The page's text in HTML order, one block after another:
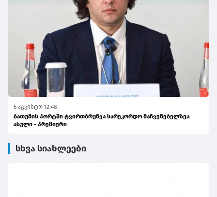
6 აგვისტო 12:48
ბათუმის პორტში ტვირთბრუნვა სარეკორდო მაჩვენებელზეა
ასული - პრემიერი
სხვა სიახლეები